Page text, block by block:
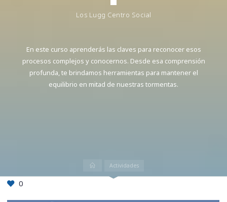
Los Lugg Centro Social
InicioActividades
En este curso aprenderás las claves para reconocer esos
procesos complejos y conocernos. Desde esa comprensión
profunda, te brindamos herramientas para mantener el
equilibrio en mitad de nuestras tormentas.
0